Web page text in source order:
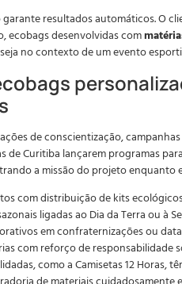
garante resultados automáticos. O
ecobags desenvolvidas com
no contexto de um evento
de conscientização,
de Curitiba lançarem programas
a missão do projeto enquanto
com distribuição de kits
ligadas ao Dia da Terra ou à
em confraternizações ou
com reforço de responsabilidade
como a Camisetas 12 Horas,